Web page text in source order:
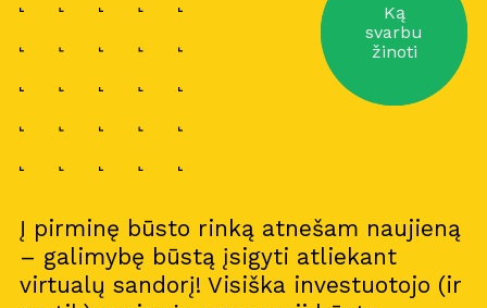
Į pirminę būsto rinką atnešam naujieną
– galimybę būstą įsigyti atliekant
virtualų sandorį! Visiška investuotojo (ir
Ką
svarbu
žinoti